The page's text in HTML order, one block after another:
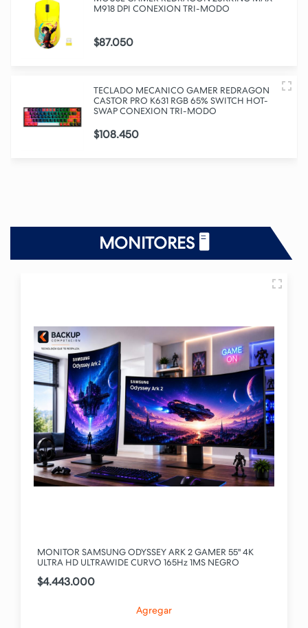
MONITORES 🖥️
MONITOR SAMSUNG ODYSSEY ARK 2 GAMER 55" 4K
ULTRA HD ULTRAWIDE CURVO 165Hz 1MS NEGRO
$4.443.000
Agregar
M918 DPI CONEXION TRI-MODO
$87.050
TECLADO MECANICO GAMER REDRAGON
CASTOR PRO K631 RGB 65% SWITCH HOT-
SWAP CONEXION TRI-MODO
$108.450